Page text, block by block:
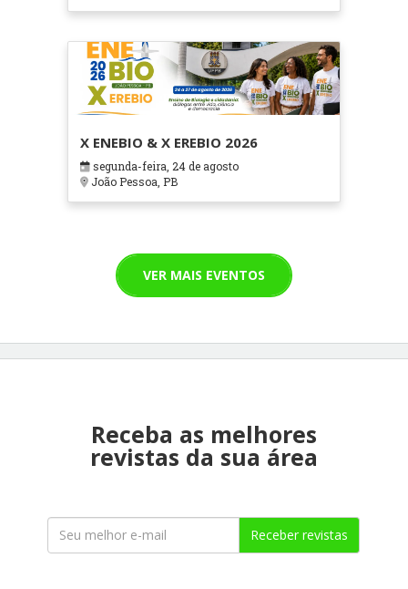
X ENEBIO & X EREBIO 2026
segunda-feira, 24 de agosto
João Pessoa, PB
VER MAIS EVENTOS
Receba as melhores
revistas da sua área
Receber revistas